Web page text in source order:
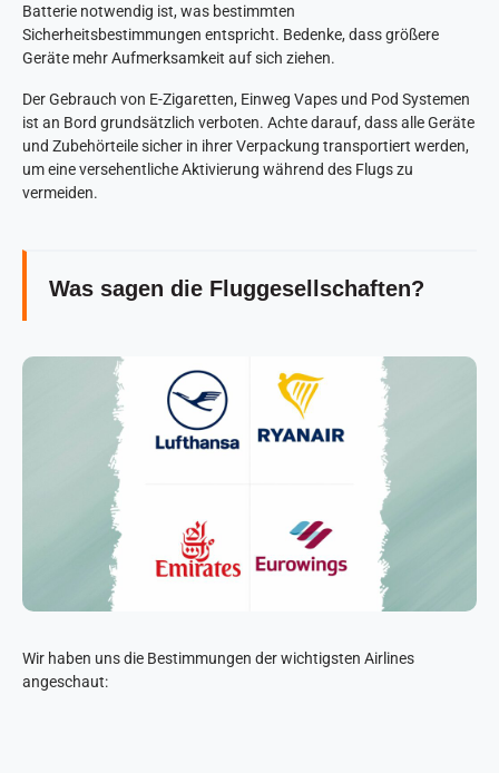
Batterie notwendig ist, was bestimmten
Sicherheitsbestimmungen entspricht. Bedenke, dass größere
Geräte mehr Aufmerksamkeit auf sich ziehen.
Der Gebrauch von E-Zigaretten, Einweg Vapes und Pod Systemen
ist an Bord grundsätzlich verboten. Achte darauf, dass alle Geräte
und Zubehörteile sicher in ihrer Verpackung transportiert werden,
um eine versehentliche Aktivierung während des Flugs zu
vermeiden.
Was sagen die Fluggesellschaften?
Wir haben uns die Bestimmungen der wichtigsten Airlines
angeschaut: